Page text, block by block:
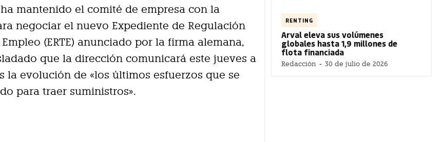
mantenido el comité de empresa con la
negociar el nuevo Expediente de Regulación
(ERTE) anunciado por la firma alemana,
que la dirección comunicará este jueves a
la evolución de «los últimos esfuerzos que se
para traer suministros».
RENTING
Arval eleva sus volúmenes
globales hasta 1,9 millones de
flota financiada
Redacción - 30 de julio de 2026